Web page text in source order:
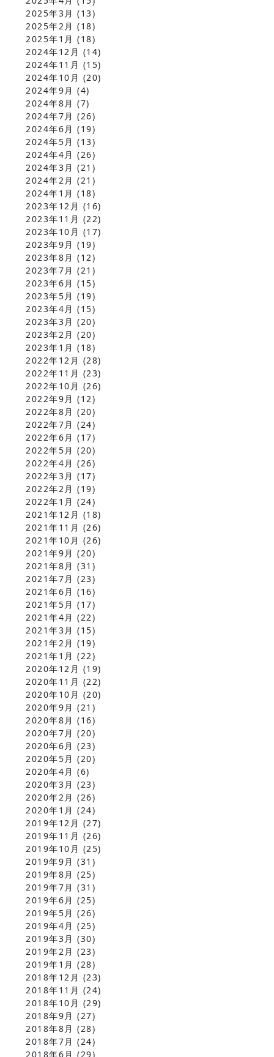
2025年3月 (13)
2025年2月 (18)
2025年1月 (18)
2024年12月 (14)
2024年11月 (15)
2024年10月 (20)
2024年9月 (4)
2024年8月 (7)
2024年7月 (26)
2024年6月 (19)
2024年5月 (13)
2024年4月 (26)
2024年3月 (21)
2024年2月 (21)
2024年1月 (18)
2023年12月 (16)
2023年11月 (22)
2023年10月 (17)
2023年9月 (19)
2023年8月 (12)
2023年7月 (21)
2023年6月 (15)
2023年5月 (19)
2023年4月 (15)
2023年3月 (20)
2023年2月 (20)
2023年1月 (18)
2022年12月 (28)
2022年11月 (23)
2022年10月 (26)
2022年9月 (12)
2022年8月 (20)
2022年7月 (24)
2022年6月 (17)
2022年5月 (20)
2022年4月 (26)
2022年3月 (17)
2022年2月 (19)
2022年1月 (24)
2021年12月 (18)
2021年11月 (26)
2021年10月 (26)
2021年9月 (20)
2021年8月 (31)
2021年7月 (23)
2021年6月 (16)
2021年5月 (17)
2021年4月 (22)
2021年3月 (15)
2021年2月 (19)
2021年1月 (22)
2020年12月 (19)
2020年11月 (22)
2020年10月 (20)
2020年9月 (21)
2020年8月 (16)
2020年7月 (20)
2020年6月 (23)
2020年5月 (20)
2020年4月 (6)
2020年3月 (23)
2020年2月 (26)
2020年1月 (24)
2019年12月 (27)
2019年11月 (26)
2019年10月 (25)
2019年9月 (31)
2019年8月 (25)
2019年7月 (31)
2019年6月 (25)
2019年5月 (26)
2019年4月 (25)
2019年3月 (30)
2019年2月 (23)
2019年1月 (28)
2018年12月 (23)
2018年11月 (24)
2018年10月 (29)
2018年9月 (27)
2018年8月 (28)
2018年7月 (24)
2018年6月 (29)